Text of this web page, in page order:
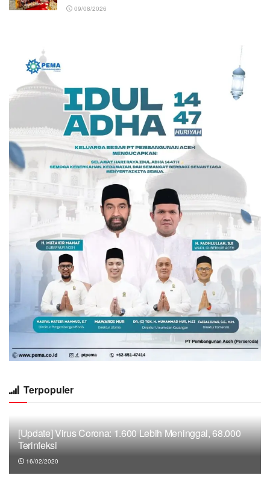
09/08/2026
Terpopuler
[Update] Virus Corona: 1.600 Lebih Meninggal, 68.000
Terinfeksi
16/02/2020